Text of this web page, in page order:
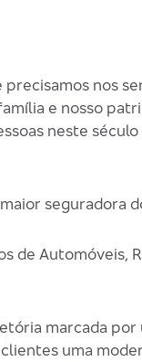
nos
e nosso
neste
seguradora
de Automóveis,
marcada
uma